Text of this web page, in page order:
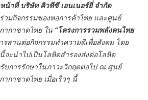
น้าที่ บริษัท คิวทีซี เอนเนอร์ยี่ จำกัด
วมกิจกรรมของหอการค้าไทย และศูนย์
ากาชาดไทย ใน “โครงการรวมพลังคนไทย
รสานต่อกิจกรรมทำความดีเพื่อสังคม โดย
จะนำไปเป็นโลหิตสำรองส่งต่อโลหิต
บการรักษาในภาวะวิกฤตต่อไป ณ ศูนย์
กาชาดไทย เมื่อเร็วๆ นี้